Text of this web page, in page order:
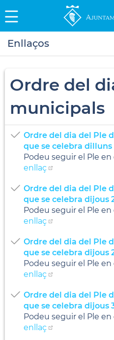
Enllaços
Ordre del
municipals
Ordre del dia del Ple
que se celebra dilluns
Podeu seguir el Ple
enllaç
Ordre del dia del Ple
que se celebra dijous
Podeu seguir el Ple
enllaç
Ordre del dia del Ple
que se celebra dijous
Podeu seguir el Ple
enllaç
Ordre del dia del Ple
que se celebra dijous
Podeu seguir el Ple
enllaç